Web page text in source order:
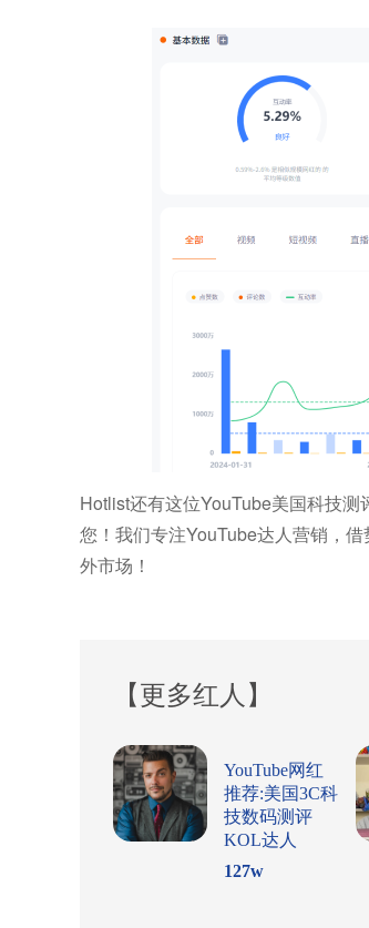
Hotlist还有这位YouTube美国科技
您！我们专注YouTube达人营销，
外市场！
【更多红人】
YouTube网红
推荐:美国3C科
技数码测评
KOL达人
127w